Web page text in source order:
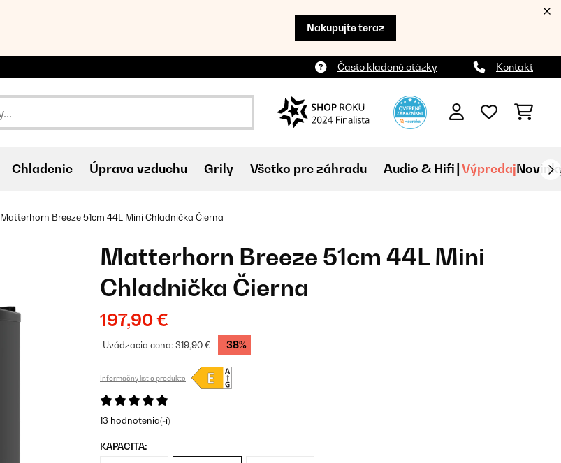
Nakupujte teraz
Často kladené otázky Kontakt
Chladenie Úprava vzduchu Grily Všetko pre záhradu Audio & Hifi Výpredaj
Matterhorn Breeze 51cm 44L Mini Chladnička Čierna
Matterhorn Breeze 51cm 44L Mini
Chladnička Čierna
197,90 €
Uvádzacia cena:319,90 € -38%
Informačný list o produkte
13 hodnotenia(-í)
KAPACITA: